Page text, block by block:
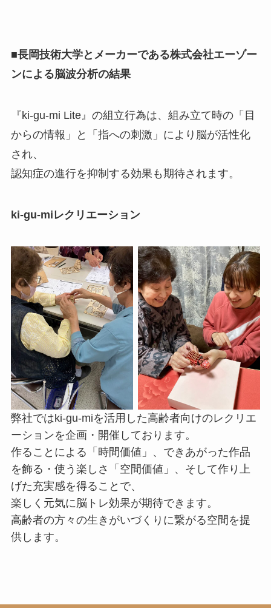
■長岡技術大学とメーカーである株式会社エーゾー
ンによる脳波分析の結果
『ki-gu-mi Lite』の組立行為は、組み立て時の「目
からの情報」と「指への刺激」により脳が活性化
され、
認知症の進行を抑制する効果も期待されます。
ki-gu-miレクリエーション
弊社ではki-gu-miを活用した高齢者向けのレクリエ
ーションを企画・開催しております。
作ることによる「時間価値」、できあがった作品
を飾る・使う楽しさ「空間価値」、そして作り上
げた充実感を得ることで、
楽しく元気に脳トレ効果が期待できます。
高齢者の方々の生きがいづくりに繋がる空間を提
供します。